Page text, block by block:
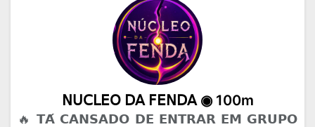
𝖭𝖴𝖢𝖫𝖤𝖮 𝖣𝖠 𝖥𝖤𝖭𝖣𝖠 ◉ 100m
🔥 𝗧𝗔́ 𝗖𝗔𝗡𝗦𝗔𝗗𝗢 𝗗𝗘 𝗘𝗡𝗧𝗥𝗔𝗥 𝗘𝗠 𝗚𝗥𝗨𝗣𝗢